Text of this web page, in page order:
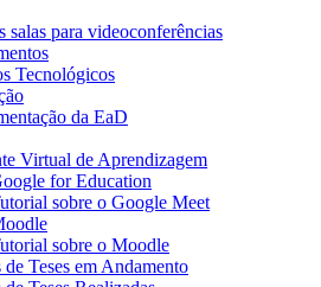
salas para videoconferências
Tecnológicos
da EaD
Virtual de Aprendizagem
for Education
sobre o Google Meet
sobre o Moodle
de Teses em Andamento